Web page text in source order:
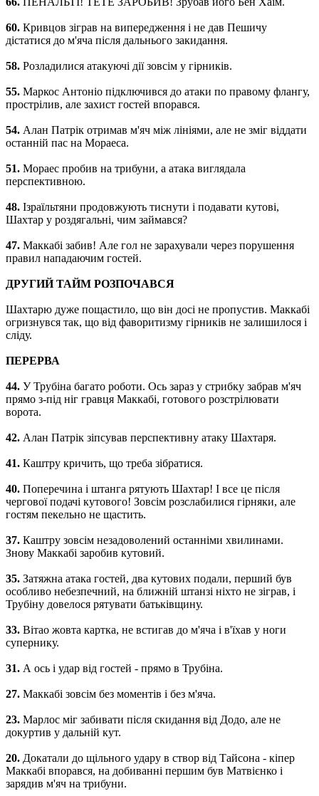
60. Кривцов зіграв на випередження і не дав Пешичу
дістатися до м'яча після дальнього закидання.
58. Розладилися атакуючі дії зовсім у гірників.
55. Маркос Антоніо підключився до атаки по правому флангу,
прострілив, але захист гостей впорався.
54. Алан Патрік отримав м'яч між лініями, але не зміг віддати
останній пас на Мораеса.
51. Мораес пробив на трибуни, а атака виглядала
перспективною.
48. Ізраїльтяни продовжують тиснути і подавати кутові,
Шахтар у роздягальні, чим займався?
47. Маккабі забив! Але гол не зарахували через порушення
правил нападаючим гостей.
ДРУГИЙ ТАЙМ РОЗПОЧАВСЯ
Шахтарю дуже пощастило, що він досі не пропустив. Маккабі
огризнувся так, що від фаворитизму гірників не залишилося і
сліду.
ПЕРЕРВА
44. У Трубіна багато роботи. Ось зараз у стрибку забрав м'яч
прямо з-під ніг гравця Маккабі, готового розстрілювати
ворота.
42. Алан Патрік зіпсував перспективну атаку Шахтаря.
41. Каштру кричить, що треба зібратися.
40. Поперечина і штанга рятують Шахтар! І все це після
чергової подачі кутового! Зовсім розслабилися гірняки, але
гостям пекельно не щастить.
37. Каштру зовсім незадоволений останніми хвилинами.
Знову Маккабі заробив кутовий.
35. Затяжна атака гостей, два кутових подали, перший був
особливо небезпечний, на ближній штанзі ніхто не зіграв, і
Трубіну довелося рятувати батьківщину.
33. Вітао жовта картка, не встигав до м'яча і в'їхав у ноги
супернику.
31. А ось і удар від гостей - прямо в Трубіна.
27. Маккабі зовсім без моментів і без м'яча.
23. Марлос міг забивати після скидання від Додо, але не
докуртив у дальній кут.
20. Докатали до щільного удару в створ від Тайсона - кіпер
Маккабі впорався, на добиванні першим був Матвієнко і
зарядив м'яч на трибуни.